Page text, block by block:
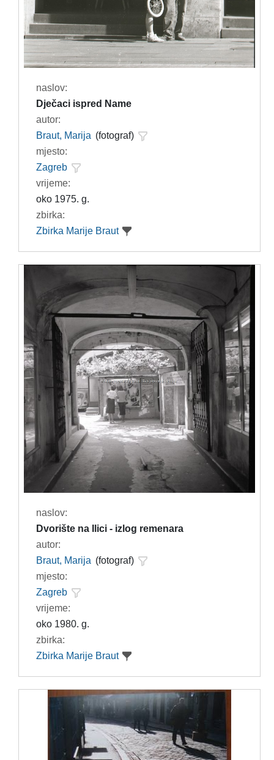
naslov:
Dječaci ispred Name
autor:
Braut, Marija (fotograf)
mjesto:
Zagreb
vrijeme:
oko 1975. g.
zbirka:
Zbirka Marije Braut
naslov:
Dvorište na Ilici - izlog remenara
autor:
Braut, Marija (fotograf)
mjesto:
Zagreb
vrijeme:
oko 1980. g.
zbirka:
Zbirka Marije Braut